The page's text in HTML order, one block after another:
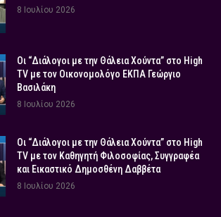
8 Ιουλίου 2026
Οι “Διάλογοι με την Θάλεια Χούντα” στο High
TV με τον Οικονομολόγο ΕΚΠΑ Γεώργιο
Βασιλάκη
8 Ιουλίου 2026
Οι “Διάλογοι με την Θάλεια Χούντα” στο High
TV με τον Καθηγητή Φιλοσοφίας, Συγγραφέα
και Εικαστικό Δημοσθένη Δαββέτα
8 Ιουλίου 2026